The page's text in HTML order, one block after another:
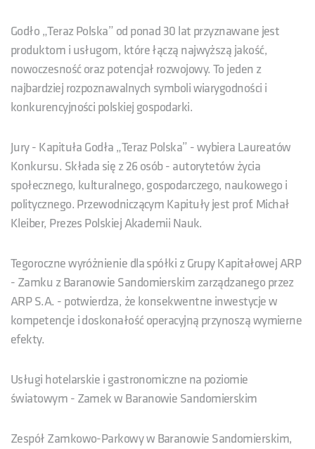
Godło „Teraz Polska” od ponad 30 lat przyznawane jest
produktom i usługom, które łączą najwyższą jakość,
nowoczesność oraz potencjał rozwojowy. To jeden z
najbardziej rozpoznawalnych symboli wiarygodności i
konkurencyjności polskiej gospodarki.
Jury - Kapituła Godła „Teraz Polska” - wybiera Laureatów
Konkursu. Składa się z 26 osób - autorytetów życia
społecznego, kulturalnego, gospodarczego, naukowego i
politycznego. Przewodniczącym Kapituły jest prof. Michał
Kleiber, Prezes Polskiej Akademii Nauk.
Tegoroczne wyróżnienie dla spółki z Grupy Kapitałowej ARP
- Zamku z Baranowie Sandomierskim zarządzanego przez
ARP S.A. - potwierdza, że konsekwentne inwestycje w
kompetencje i doskonałość operacyjną przynoszą wymierne
efekty.
Usługi hotelarskie i gastronomiczne na poziomie
światowym - Zamek w Baranowie Sandomierskim
Zespół Zamkowo-Parkowy w Baranowie Sandomierskim,